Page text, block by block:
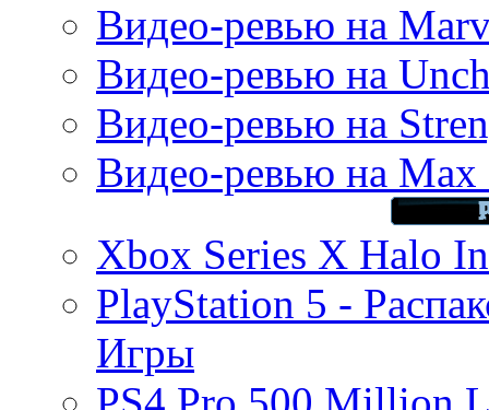
Видео-ревью на
Видео-ревью на
Видео-ревью на
Видео-ревью на Max
Xbox Series X Halo
PlayStation 5 -
Игры